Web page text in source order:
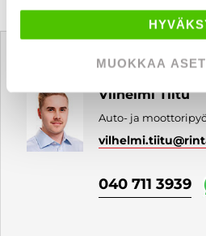
MUOKKAA
Tätä
Vilhelmi Tiitu
Auto- ja
vilhelmi.tiitu
040 711 3939